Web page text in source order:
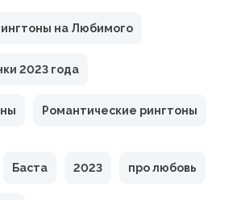
на Любимого
2023 года
Романтические рингтоны
Баста 2023 про любовь